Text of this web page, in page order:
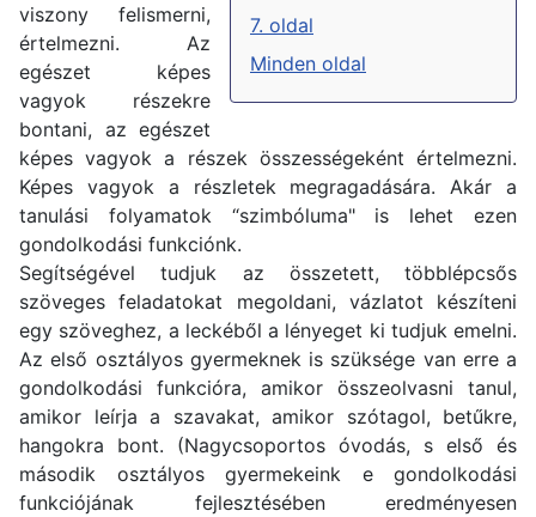
7. oldal
Minden oldal
viszony felismerni,
értelmezni. Az
egészet képes
vagyok részekre
bontani, az egészet
képes vagyok a részek összességeként értelmezni.
Képes vagyok a részletek megragadására. Akár a
tanulási folyamatok “szimbóluma" is lehet ezen
gondolkodási funkciónk.
Segítségével tudjuk az összetett, többlépcsős
szöveges feladatokat megoldani, vázlatot készíteni
egy szöveghez, a leckéből a lényeget ki tudjuk emelni.
Az első osztályos gyermeknek is szüksége van erre a
gondolkodási funkcióra, amikor összeolvasni tanul,
amikor leírja a szavakat, amikor szótagol, betűkre,
hangokra bont. (Nagycsoportos óvodás, s első és
második osztályos gyermekeink e gondolkodási
funkciójának fejlesztésében eredményesen